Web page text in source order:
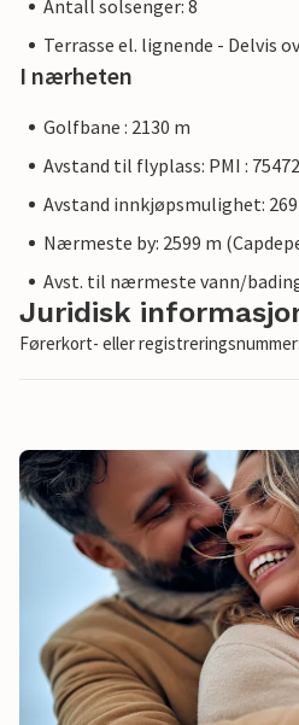
Antall solsenger: 8
Terrasse el. lignende - Delvis
I nærheten
Golfbane : 2130 m
Avstand til flyplass: PMI :
Avstand innkjøpsmulighet:
Nærmeste by: 2599 m
Avst. til nærmeste vann/
Juridisk
Førerkort- eller